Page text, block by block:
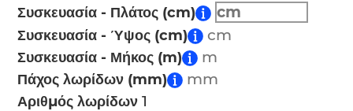
Συσκευασία - Πλάτος (cm)
Συσκευασία - Ύψος (cm)
Συσκευασία - Μήκος (m)
Πάχος λωρίδων (mm)
Αριθμός λωρίδων